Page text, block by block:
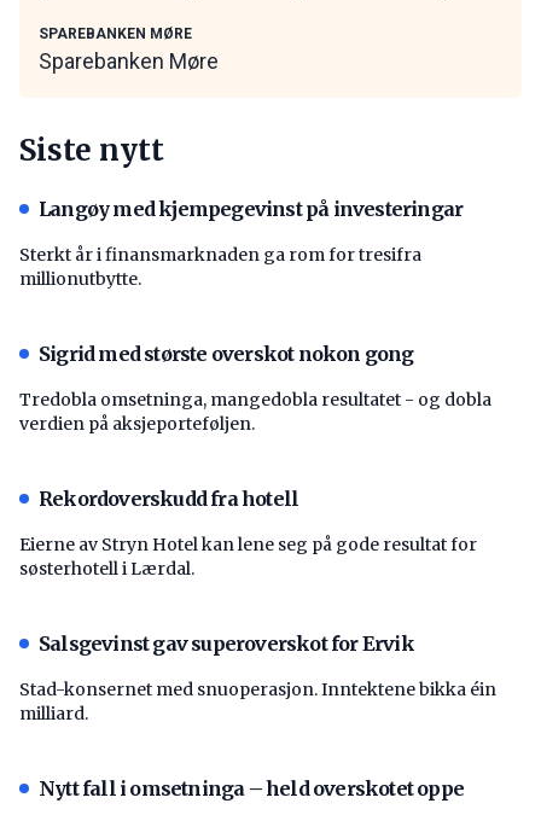
SPAREBANKEN MØRE
Sparebanken Møre
Siste nytt
Langøy med kjempegevinst på investeringar
Sterkt år i finansmarknaden ga rom for tresifra
millionutbytte.
Sigrid med største overskot nokon gong
Tredobla omsetninga, mangedobla resultatet - og dobla
verdien på aksjeporteføljen.
Rekordoverskudd fra hotell
Eierne av Stryn Hotel kan lene seg på gode resultat for
søsterhotell i Lærdal.
Salsgevinst gav superoverskot for Ervik
Stad-konsernet med snuoperasjon. Inntektene bikka éin
milliard.
Nytt fall i omsetninga – held overskotet oppe